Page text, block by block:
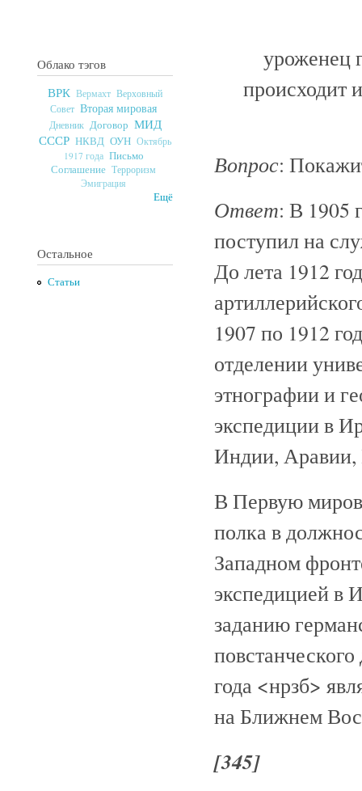
Облако тэгов
ВРК Вермахт Верховный
Совет Вторая мировая
Дневник Договор МИД
СССР НКВД ОУН Октябрь
1917 года Письмо
Соглашение Терроризм
Эмиграция
Ещё
Остальное
Статьи
уроженец
происходит
Вопрос:
Ответ: В 1905
поступил на
До лета 1912
1907 по 1912
отделении
этнографии и
экспедиции в
Индии, Аравии,
В Первую
полка в
Западном
экспедицией в
заданию
года <нрзб>
на Ближнем
[345]